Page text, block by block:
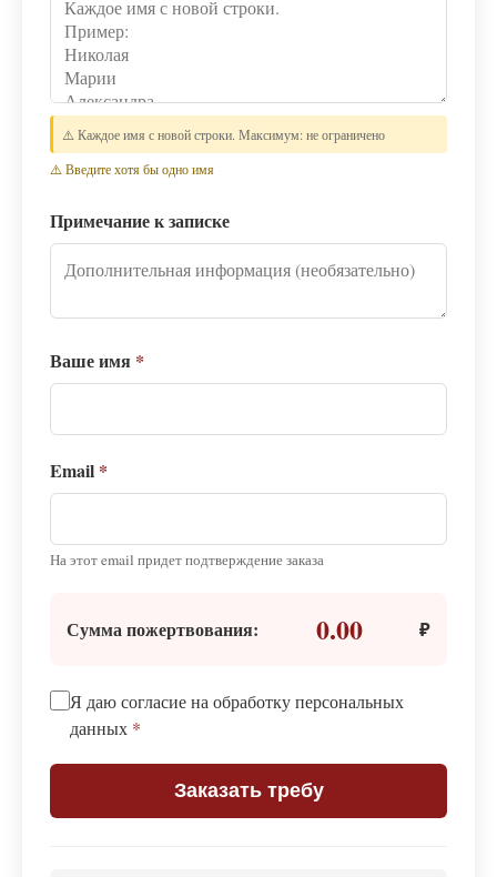
⚠️ Каждое имя с новой строки. Максимум: не ограничено
⚠️ Введите хотя бы одно имя
Примечание к записке
Ваше имя *
Email *
На этот email придет подтверждение заказа
Сумма пожертвования: 0.00 ₽
Я даю согласие на обработку персональных
данных *
Заказать требу